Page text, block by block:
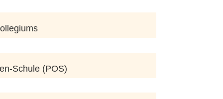
Schule (POS)